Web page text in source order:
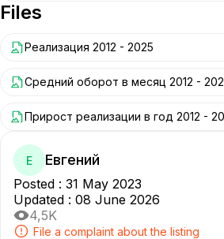
Files
Реализация 2012 - 2025
Средний оборот в месяц 2012 -
Прирост реализации в год 2012 -
Е Евгений
Posted : 31 May 2023
Updated : 08 June 2026
4,5K
File a complaint about the listing